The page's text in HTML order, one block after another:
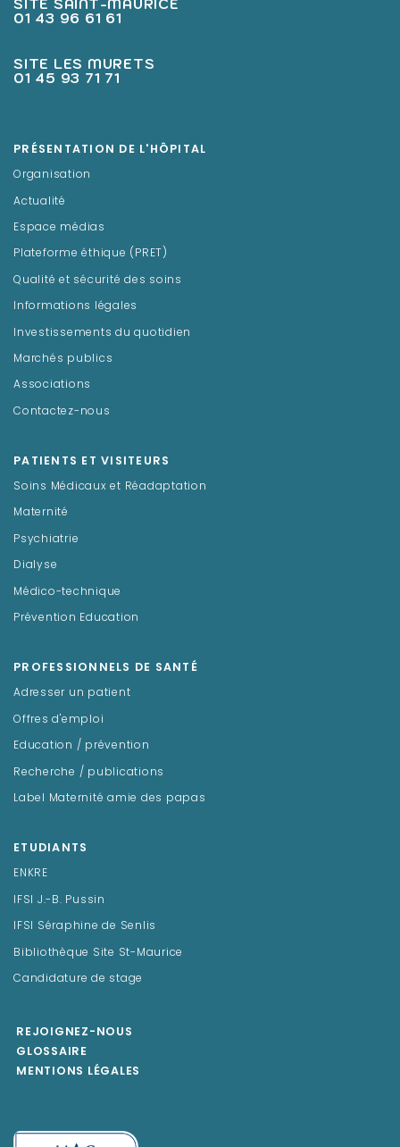
SITE SAINT-MAURICE
01 43 96 61 61
SITE LES MURETS
01 45 93 71 71
PRÉSENTATION DE L'HÔPITAL
Organisation
Actualité
Espace médias
Plateforme éthique (PRET)
Qualité et sécurité des soins
Informations légales
Investissements du quotidien
Marchés publics
Associations
Contactez-nous
PATIENTS ET VISITEURS
Soins Médicaux et Réadaptation
Maternité
Psychiatrie
Dialyse
Médico-technique
Prévention Education
PROFESSIONNELS DE SANTÉ
Adresser un patient
Offres d'emploi
Education / prévention
Recherche / publications
Label Maternité amie des papas
ETUDIANTS
ENKRE
IFSI J.-B. Pussin
IFSI Séraphine de Senlis
Bibliothèque Site St-Maurice
Candidature de stage
REJOIGNEZ-NOUS
GLOSSAIRE
MENTIONS LÉGALES